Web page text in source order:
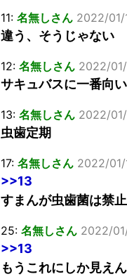
11: 名無しさん 2022/01/
違う、そうじゃない
12: 名無しさん 2022/01/
サキュバスに一番向
13: 名無しさん 2022/
虫歯定期
17: 名無しさん 2022/01/
>>13
すまんが虫歯菌は禁
25: 名無しさん 2022/
>>13
もうこれにしか見えん